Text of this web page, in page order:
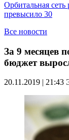
Орбитальная сеть
превысило 30
Все новости
За 9 месяцев
бюджет
20.11.2019 | 21:43